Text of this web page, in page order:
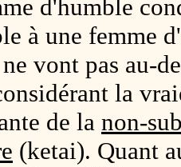
d'humble
à une femme
vont pas au-
la
de la non-
(ketai). Quant